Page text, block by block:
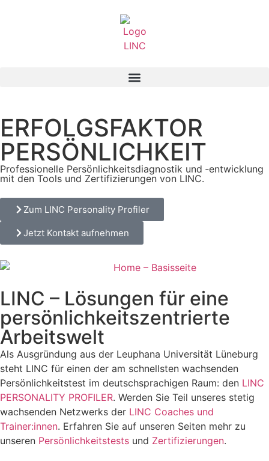
ERFOLGSFAKTOR
PERSÖNLICHKEIT
Profes­sio­nelle Persön­lich­keitsdiagnostik und ‑entwick­lung
mit den Tools und Zerti­fi­zie­rungen von LINC.
Zum LINC Personality Profiler
Jetzt Kontakt aufnehmen
LINC – Lösungen für eine
persönlichkeits­zentrierte
Arbeitswelt
Als Ausgründung aus der Leuphana Universität Lüneburg
steht LINC für einen der am schnellsten wachsenden
Persönlichkeitstest im deutschsprachigen Raum: den LINC
PERSONALITY PROFILER. Werden Sie Teil unseres stetig
wachsenden Netzwerks der LINC Coaches und
Trainer:innen. Erfahren Sie auf unseren Seiten mehr zu
unseren Persönlichkeitstests und Zertifizierungen.